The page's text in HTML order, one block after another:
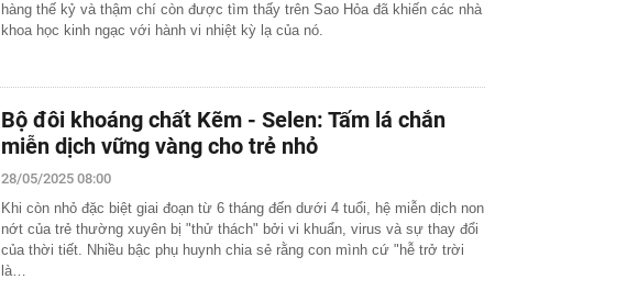
hàng thế kỷ và thậm chí còn được tìm thấy trên Sao Hỏa đã khiến các nhà
khoa học kinh ngạc với hành vi nhiệt kỳ lạ của nó.
Bộ đôi khoáng chất Kẽm - Selen: Tấm lá chắn
miễn dịch vững vàng cho trẻ nhỏ
28/05/2025 08:00
Khi còn nhỏ đặc biệt giai đoạn từ 6 tháng đến dưới 4 tuổi, hệ miễn dịch non
nớt của trẻ thường xuyên bị "thử thách" bởi vi khuẩn, virus và sự thay đổi
của thời tiết. Nhiều bậc phụ huynh chia sẻ rằng con mình cứ "hễ trở trời
là…